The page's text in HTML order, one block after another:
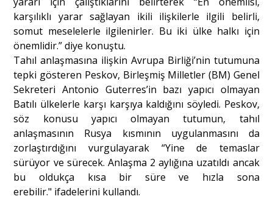
Dosya Haber
Ankara Analiz
Sağlık
karşılıklı yarar sağlayan ikili ilişkilerle ilgili belirli,
somut meselelerle ilgilenirler. Bu iki ülke halkı için
önemlidir.” diye konuştu.
Tahıl anlaşmasına ilişkin Avrupa Birliği’nin tutumuna
tepki gösteren Peskov, Birleşmiş Milletler (BM) Genel
Sekreteri Antonio Guterres’in bazı yapıcı olmayan
Batılı ülkelerle karşı karşıya kaldığını söyledi. Peskov,
söz konusu yapıcı olmayan tutumun, tahıl
anlaşmasının Rusya kısmının uygulanmasını da
zorlaştırdığını vurgulayarak “Yine de temaslar
sürüyor ve sürecek. Anlaşma 2 aylığına uzatıldı ancak
bu oldukça kısa bir süre ve hızla sona
erebilir." ifadelerini kullandı.